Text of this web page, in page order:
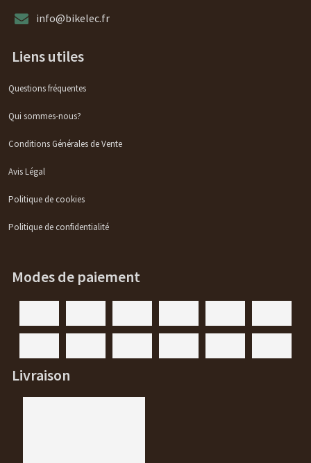
info@bikelec.fr
Liens utiles
Questions fréquentes
Qui sommes-nous?
Conditions Générales de Vente
Avis Légal
Politique de cookies
Politique de confidentialité
Modes de paiement
Livraison